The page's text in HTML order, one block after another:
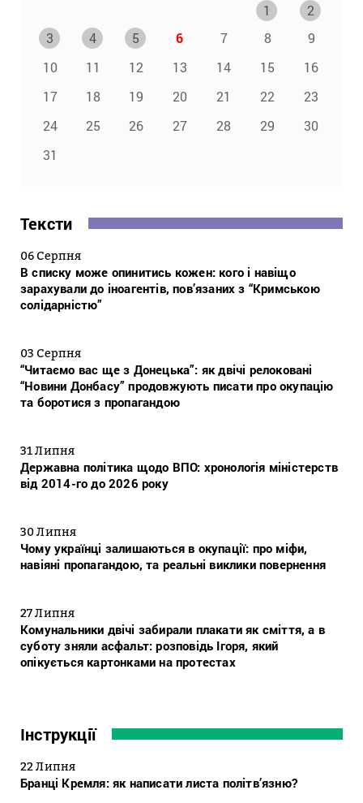
1
2
3
4 5 6 7 8
9
10
11 12 13 14 15
16
17
18 19 20 21 22
23
24
25 26 27 28 29
30
31
Тексти
06 Серпня
В списку може опинитись кожен: кого і навіщо
зарахували до іноагентів, пов’язаних з “Кримською
солідарністю”
03 Серпня
“Читаємо вас ще з Донецька”: як двічі релоковані
“Новини Донбасу” продовжують писати про окупацію
та боротися з пропагандою
31 Липня
Державна політика щодо ВПО: хронологія міністерств
від 2014-го до 2026 року
30 Липня
Чому українці залишаються в окупації: про міфи,
навіяні пропагандою, та реальні виклики повернення
27 Липня
Комунальники двічі забирали плакати як сміття, а в
суботу зняли асфальт: розповідь Ігоря, який
опікується картонками на протестах
Інструкції
22 Липня
Бранці Кремля: як написати листа політв’язню?